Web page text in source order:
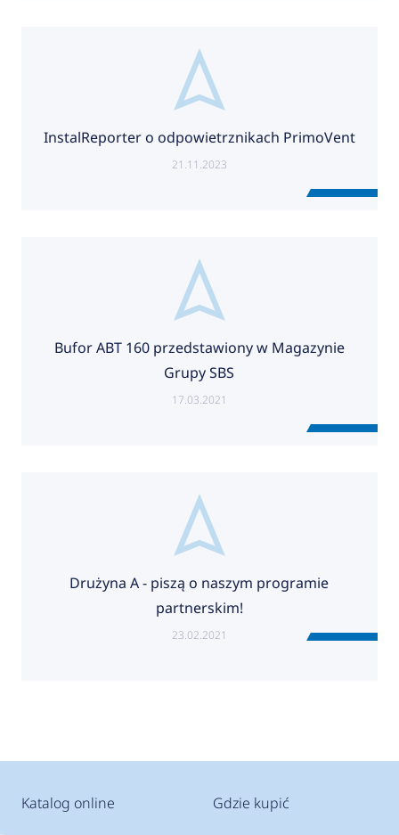
InstalReporter o odpowietrznikach PrimoVent
21.11.2023
Bufor ABT 160 przedstawiony w Magazynie
Grupy SBS
17.03.2021
Drużyna A - piszą o naszym programie
partnerskim!
23.02.2021
Katalog online Gdzie kupić